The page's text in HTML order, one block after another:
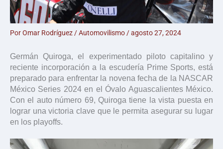
PorOmar Rodríguez /Automovilismo /agosto 27, 2024
Germán Quiroga, el experimentado piloto capitalino y
reciente incorporación a la escudería Prime Sports, está
preparado para enfrentar la novena fecha de la NASCAR
México Series 2024 en el Óvalo Aguascalientes México.
Con el auto número 69, Quiroga tiene la vista puesta en
lograr una victoria clave que le permita asegurar su lugar
en los playoffs.